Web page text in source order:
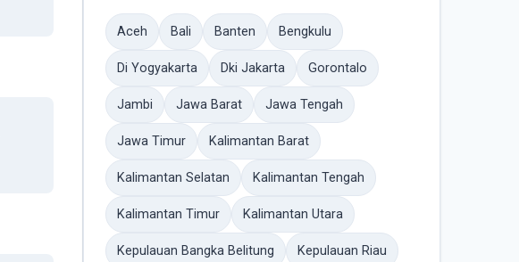
Aceh Bali Banten Bengkulu
Di Yogyakarta Dki Jakarta Gorontalo
Jambi Jawa Barat Jawa Tengah
Jawa Timur Kalimantan Barat
Kalimantan Selatan Kalimantan Tengah
Kalimantan Timur Kalimantan Utara
Kepulauan Bangka Belitung Kepulauan Riau